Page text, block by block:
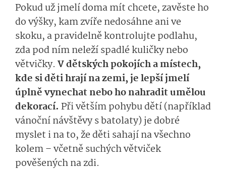
Pokud už jmelí doma mít chcete, zavěste ho
do výšky, kam zvíře nedosáhne ani ve
skoku, a pravidelně kontrolujte podlahu,
zda pod ním neleží spadlé kuličky nebo
větvičky. V dětských pokojích a místech,
kde si děti hrají na zemi, je lepší jmelí
úplně vynechat nebo ho nahradit umělou
dekorací. Při větším pohybu dětí (například
vánoční návštěvy s batolaty) je dobré
myslet i na to, že děti sahají na všechno
kolem – včetně suchých větviček
pověšených na zdi.